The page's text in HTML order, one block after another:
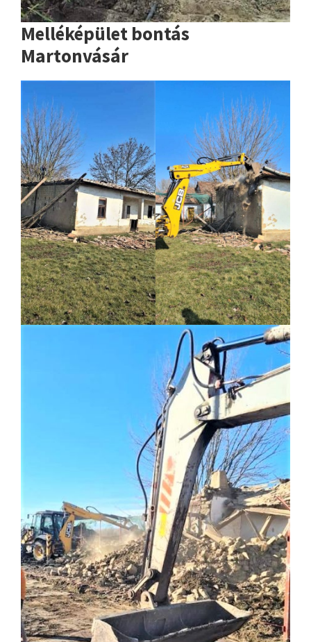
Melléképület bontás
Martonvásár